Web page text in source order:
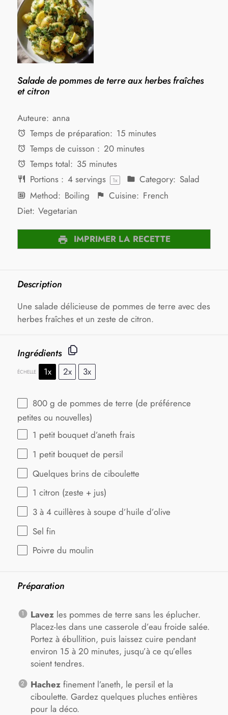
Salade de pommes de terre aux herbes fraîches
et citron
Auteure: anna
Temps de préparation: 15 minutes
Temps de cuisson : 20 minutes
Temps total: 35 minutes
Portions : 4servings 1x Category: Salad
Method: Boiling Cuisine: French
Diet: Vegetarian
IMPRIMER LA RECETTE
Description
Une salade délicieuse de pommes de terre avec des
herbes fraîches et un zeste de citron.
Ingrédients
ÉCHELLE 1x 2x 3x
800 g de pommes de terre (de préférence
petites ou nouvelles)
1 petit bouquet d’aneth frais
1 petit bouquet de persil
Quelques brins de ciboulette
1 citron (zeste + jus)
3 à 4 cuillères à soupe d’huile d’olive
Sel fin
Poivre du moulin
Préparation
Lavezles pommes de terre sans les éplucher.
Placez-les dans une casserole d’eau froide salée.
Portez à ébullition, puis laissez cuire pendant
environ 15 à 20 minutes, jusqu’à ce qu’elles
soient tendres.
Hachezfinement l’aneth, le persil et la
ciboulette. Gardez quelques pluches entières
pour la déco.